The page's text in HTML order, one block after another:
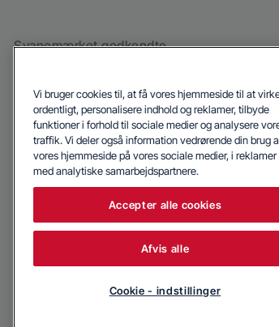
Svanemærket godkendte
© 2026 Blomberg Privacy Policy Cookie Politik
Our parent company, Beko
Beko became the
Vi bruger cookies til, at få vores hjemmeside til at
ordentligt, personalisere indhold og reklamer, tilbyde
funktioner i forhold til sociale medier og analysere
traffik. Vi deler også information vedrørende din brug
vores hjemmeside på vores sociale medier, i reklamer
med analytiske samarbejdspartnere.
Accepter alle cookies
Afvis alle
Cookie - indstillinger